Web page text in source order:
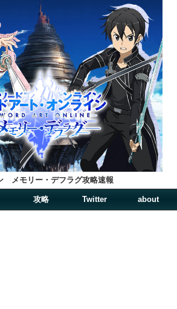
メモリー・デフラグ攻略速報
攻略 Twitter about